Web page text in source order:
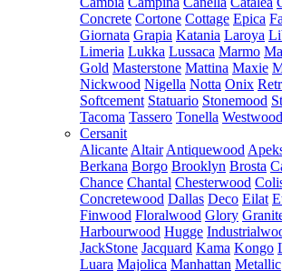
Concrete Cortone Cottage Epica
Giornata Grapia Katania Laroya
Limeria Lukka Lussaca Marmo
Gold Masterstone Mattina Maxie
Nickwood Nigella Notta Onix
Softcement Statuario Stonemood
Tacoma Tassero Tonella Westwood
Cersanit
Alicante Altair Antiquewood
Berkana Borgo Brooklyn Brosta
Chance Chantal Chesterwood
Concretewood Dallas Deco Eilat
Finwood Floralwood Glory
Harbourwood Hugge
JackStone Jacquard Kama Kongo
Luara Majolica Manhattan Metallic